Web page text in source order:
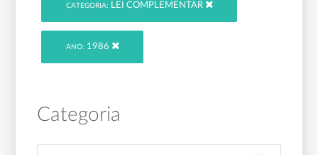
CATEGORIA: LEI COMPLEMENTAR
ANO: 1986
Categoria